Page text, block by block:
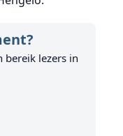
bereik lezers in